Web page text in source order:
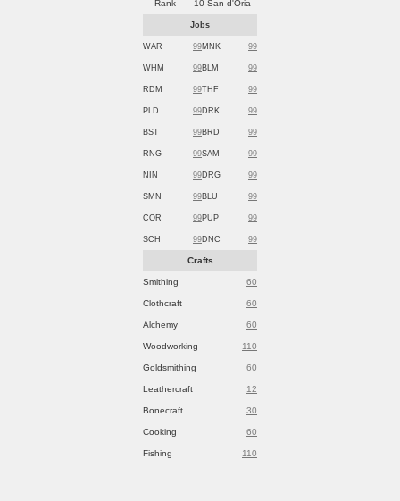
Rank 10 San d'Oria
Jobs
WAR 99MNK 99
WHM 99BLM 99
RDM 99THF 99
PLD 99DRK 99
BST 99BRD 99
RNG 99SAM 99
NIN 99DRG 99
SMN 99BLU 99
COR 99PUP 99
SCH 99DNC 99
Crafts
Smithing 60
Clothcraft 60
Alchemy 60
Woodworking 110
Goldsmithing 60
Leathercraft 12
Bonecraft 30
Cooking 60
Fishing 110